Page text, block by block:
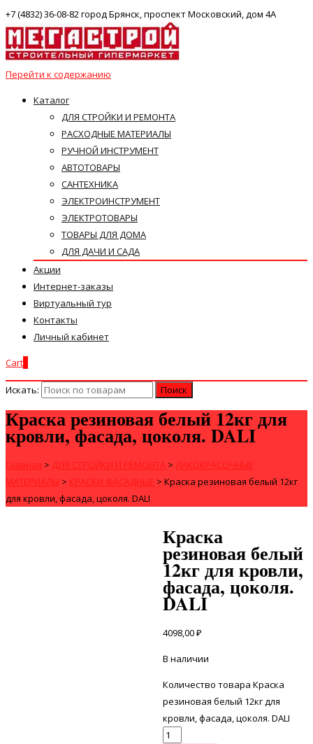
+7 (4832) 36-08-82 город Брянск, проспект Московский, дом 4А
Перейти к содержанию
Каталог
ДЛЯ СТРОЙКИ И РЕМОНТА
РАСХОДНЫЕ МАТЕРИАЛЫ
РУЧНОЙ ИНСТРУМЕНТ
АВТОТОВАРЫ
САНТЕХНИКА
ЭЛЕКТРОИНСТРУМЕНТ
ЭЛЕКТРОТОВАРЫ
ТОВАРЫ ДЛЯ ДОМА
ДЛЯ ДАЧИ И САДА
Акции
Интернет-заказы
Виртуальный тур
Контакты
Личный кабинет
Cart
Искать:
Краска резиновая белый 12кг для
кровли, фасада, цоколя. DALI
Главная > ДЛЯ СТРОЙКИ И РЕМОНТА > ЛАКОКРАСОЧНЫЕ
МАТЕРИАЛЫ > КРАСКИ ФАСАДНЫЕ > Краска резиновая белый 12кг
для кровли, фасада, цоколя. DALI
Краска
резиновая белый
12кг для кровли,
фасада, цоколя.
DALI
4098,00₽
В наличии
Количество товара Краска
резиновая белый 12кг для
кровли, фасада, цоколя. DALI